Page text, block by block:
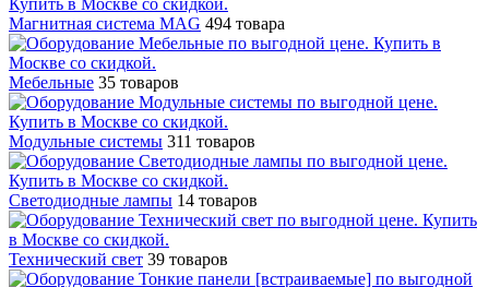
Магнитная система MAG 494 товара
Мебельные 35 товаров
Модульные системы 311 товаров
Светодиодные лампы 14 товаров
Технический свет 39 товаров